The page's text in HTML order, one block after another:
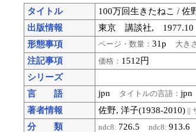
タイトル
100万回生きたねこ / 佐
出版情報
東京 講談社, 1977.10
形態事項
ページ・数量：31p 大き
注記事項
価格： 1512円
シリーズ
言 語
jpn タイトルの言語：
著者情報
佐野, 洋子(1938-2010) ||
分 類 ndc8: 726.5ndc8: